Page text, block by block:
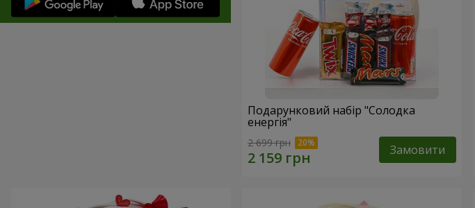
Подарунковий набір "Солодка
енергія"
2 699 грн Замовити